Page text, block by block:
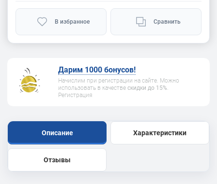
В избранное Сравнить
Дарим 1000 бонусов!
Начислим при регистрации на сайте. Можно
использовать в качестве скидки до 15%.
Регистрация
Описание Характеристики
Отзывы